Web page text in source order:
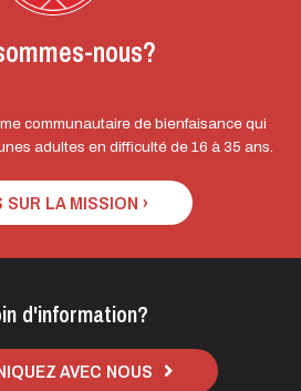
nous?
communautaire de bienfaisance qui
adultes en difficulté de 16 à 35 ans.
SUR LA MISSION ›
d'information?
AVEC NOUS